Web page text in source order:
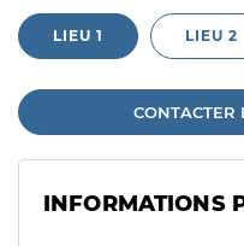
LIEU 1 LIEU 2
CONTACTER
INFORMATIONS